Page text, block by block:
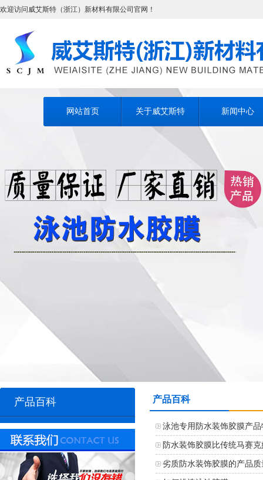
欢迎访问威艾斯特（浙江）新材料有限公司官网！
网站首页 关于威艾斯特 新闻中心
产品百科 产品百科
泳池专用防水装饰胶膜产品
防水装饰胶膜比传统马赛
劣质防水装饰胶膜的产品